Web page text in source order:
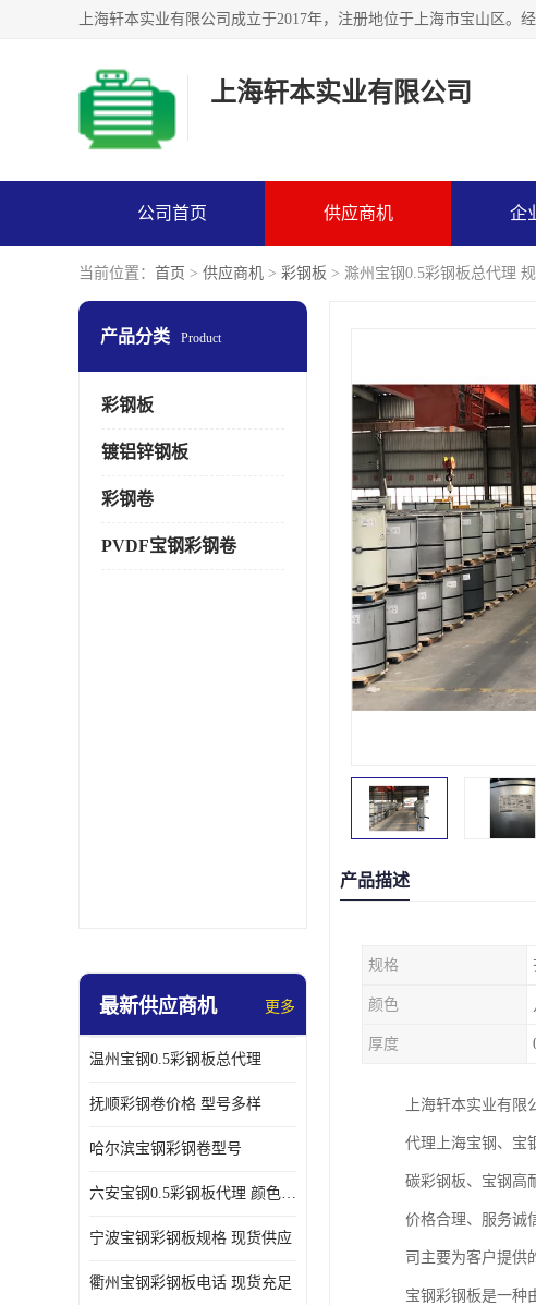
上海轩本实业有限公司
公司首页 供应商机 企
当前位置： 首页 > 供应商机 > 彩钢板 > 滁州宝钢0.5彩钢板总代理
产品分类 Product
彩钢板
镀铝锌钢板
彩钢卷
PVDF宝钢彩钢卷
最新供应商机 更多
温州宝钢0.5彩钢板总代理
抚顺彩钢卷价格 型号多样
哈尔滨宝钢彩钢卷型号
六安宝钢0.5彩钢板代理 颜色定制
宁波宝钢彩钢板规格 现货供应
衢州宝钢彩钢板电话 现货充足
产品描述
规格
颜色
厚度
上海轩本实业有
代理上海宝钢、宝
碳彩钢板、宝钢高
价格合理、服务诚
司主要为客户提供
宝钢彩钢板是一种